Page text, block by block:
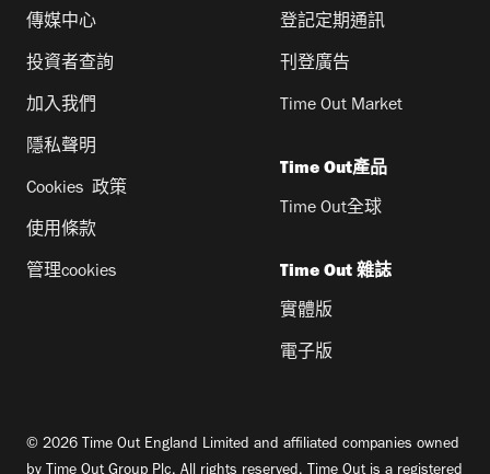
傳媒中心
投資者查詢
加入我們
隱私聲明
Cookies 政策
使用條款
管理cookies
登記定期通訊
刊登廣告
Time Out Market
Time Out產品
Time Out全球
Time Out 雜誌
實體版
電子版
© 2026 Time Out England Limited and affiliated companies owned